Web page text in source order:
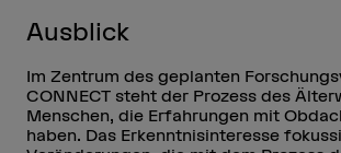
Ausblick
Im Zentrum des geplanten
CONNECT steht der Prozess des
Menschen, die Erfahrungen mit
haben. Das Erkenntnisinteresse